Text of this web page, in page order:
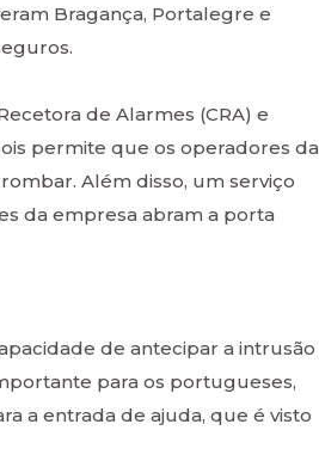
Bragança, Portalegre e
de Alarmes (CRA) e
permite que os operadores da
Além disso, um serviço
da empresa abram a porta
de antecipar a intrusão
para os portugueses,
a entrada de ajuda, que é visto